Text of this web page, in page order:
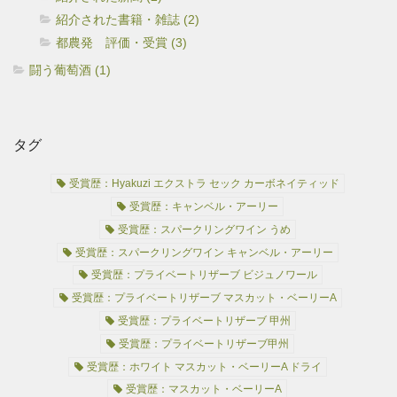
紹介された書籍・雑誌 (2)
都農発 評価・受賞 (3)
闘う葡萄酒 (1)
タグ
受賞歴：Hyakuzi エクストラ セック カーボネイティッド
受賞歴：キャンベル・アーリー
受賞歴：スパークリングワイン うめ
受賞歴：スパークリングワイン キャンベル・アーリー
受賞歴：プライベートリザーブ ビジュノワール
受賞歴：プライベートリザーブ マスカット・ベーリーA
受賞歴：プライベートリザーブ 甲州
受賞歴：プライベートリザーブ甲州
受賞歴：ホワイト マスカット・ベーリーA ドライ
受賞歴：マスカット・ベーリーA